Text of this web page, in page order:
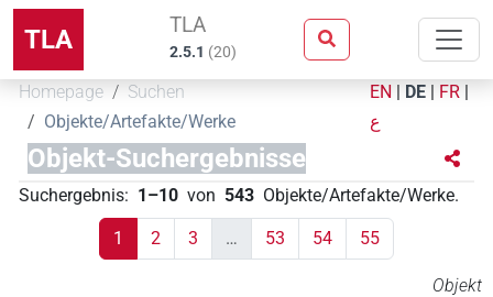
TLA TLA
2.5.1 (20)
Homepage
Suchen
Objekte/Artefakte/Werke
EN | DE | FR |
ع
Objekt-Suchergebnisse
Suchergebnis: 1–10 von 543 Objekte/Artefakte/Werke.
1 2 3 … 53 54 55
Objekt